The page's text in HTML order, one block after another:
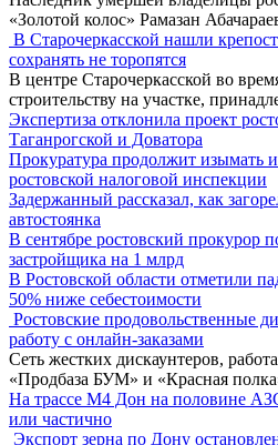
«Золотой колос» Рамазан
В Старочеркасской нашли
сохранять не торопятся
В центре Старочеркасской во
строительству на участке,
Экспертиза отклонила проект
Таганрогской и Доватора
Прокуратура продолжит изымать
ростовской налоговой инспекции
Задержанный рассказал, как
автостоянка
В сентябре ростовский прокурор
застройщика на 1 млрд
В Ростовской области отметили
50% ниже себестоимости
Ростовские продовольственные
работу с онлайн-заказами
Сеть жестких дискаунтеров,
«Продбаза БУМ» и «Красная
На трассе М4 Дон на половине
или частично
Экспорт зерна по Дону